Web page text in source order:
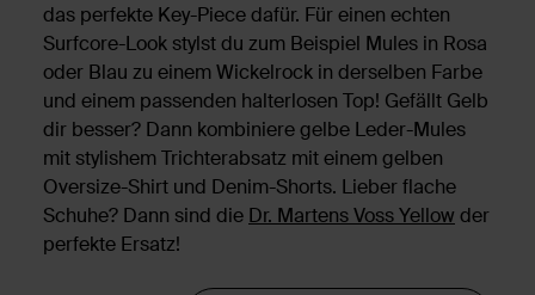
das perfekte Key-Piece dafür. Für einen echten
Surfcore-Look stylst du zum Beispiel Mules in Rosa
oder Blau zu einem Wickelrock in derselben Farbe
und einem passenden halterlosen Top! Gefällt Gelb
dir besser? Dann kombiniere gelbe Leder-Mules
mit stylishem Trichterabsatz mit einem gelben
Oversize-Shirt und Denim-Shorts. Lieber flache
Schuhe? Dann sind die Dr. Martens Voss Yellow der
perfekte Ersatz!